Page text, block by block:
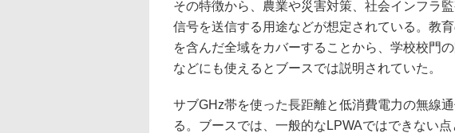
その特徴から、農業や災害対策、社会インフラ
信号を送信する用途などが想定されている。教
を含んだ全域をカバーすることから、学校校門
などにも使えるとブースでは説明されていた。
サブGHz帯を使った長距離と低消費電力の無線
る。ブースでは、一般的なLPWAではできない